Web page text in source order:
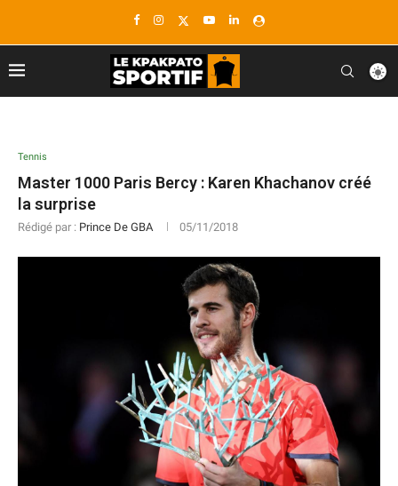
Tennis
Master 1000 Paris Bercy : Karen Khachanov créé
la surprise
Rédigé par : Prince De GBA 05/11/2018